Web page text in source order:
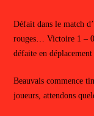
Défait dans le match
rouges… Victoire 1 –
défaite en
Beauvais commence
joueurs, attendons